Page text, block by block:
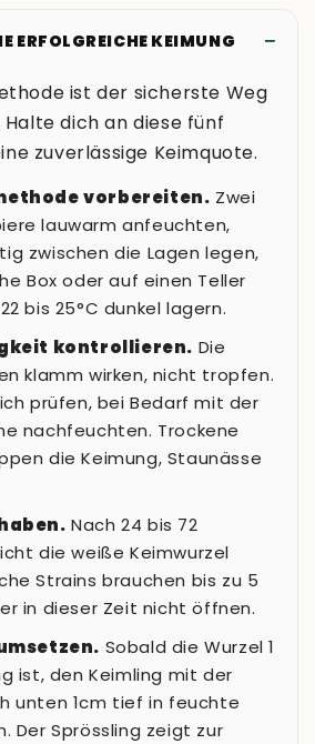
ERFOLGREICHE KEIMUNG
ist der sicherste Weg
Halte dich an diese fünf
zuverlässige Keimquote.
vorbereiten. Zwei
lauwarm anfeuchten,
zwischen die Lagen legen,
Box oder auf einen Teller
bis 25°C dunkel lagern.
kontrollieren. Die
klamm wirken, nicht tropfen.
prüfen, bei Bedarf mit der
nachfeuchten. Trockene
die Keimung, Staunässe
Nach 24 bis 72
die weiße Keimwurzel
Strains brauchen bis zu 5
in dieser Zeit nicht öffnen.
Sobald die Wurzel 1
ist, den Keimling mit der
unten 1cm tief in feuchte
Der Sprössling zeigt zur